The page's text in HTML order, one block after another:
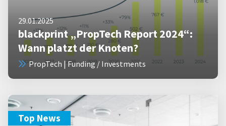
29.01.2025
blackprint „PropTech Report 2024“:
Wann platzt der Knoten?
PropTech | Funding / Investments
Top News